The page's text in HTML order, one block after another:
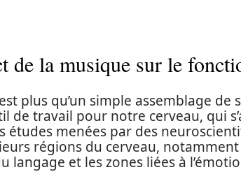
de la musique sur le
plus qu’un simple assemblage de
de travail pour notre cerveau, qui
études menées par des
régions du cerveau,
langage et les zones liées à